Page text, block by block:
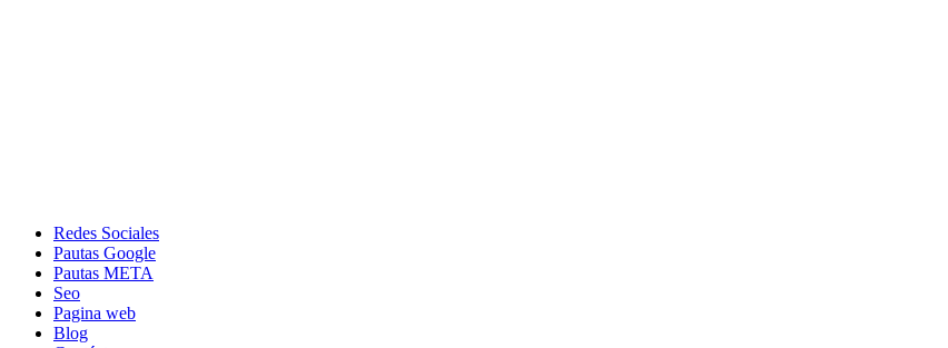
Redes Sociales
Pautas Google
Pautas META
Seo
Pagina web
Blog